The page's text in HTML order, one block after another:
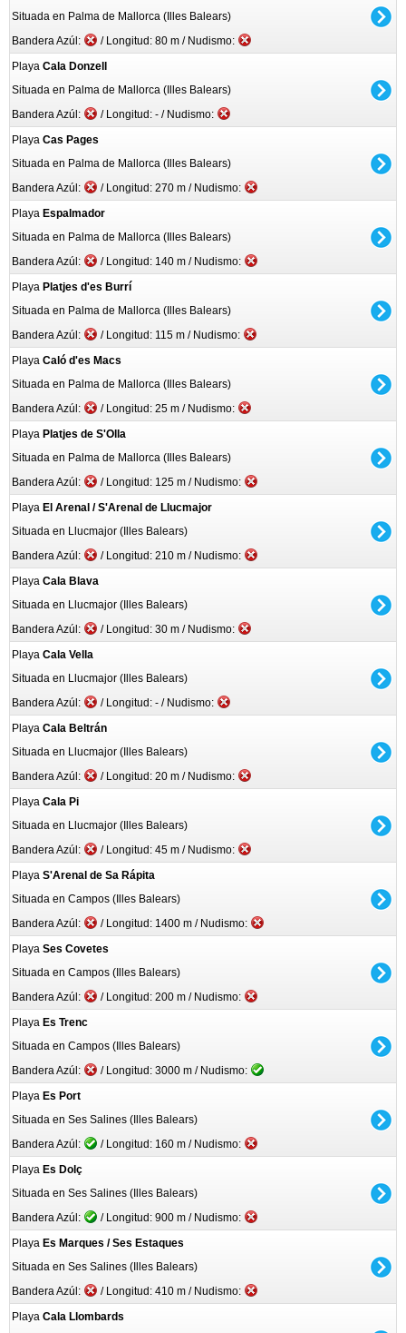
Situada en Palma de Mallorca (Illes Balears)
Bandera Azúl:
/ Longitud: 80 m / Nudismo:
Playa Cala Donzell
Situada en Palma de Mallorca (Illes Balears)
Bandera Azúl:
/ Longitud: - / Nudismo:
Playa Cas Pages
Situada en Palma de Mallorca (Illes Balears)
Bandera Azúl:
/ Longitud: 270 m / Nudismo:
Playa Espalmador
Situada en Palma de Mallorca (Illes Balears)
Bandera Azúl:
/ Longitud: 140 m / Nudismo:
Playa Platjes d'es Burrí
Situada en Palma de Mallorca (Illes Balears)
Bandera Azúl:
/ Longitud: 115 m / Nudismo:
Playa Caló d'es Macs
Situada en Palma de Mallorca (Illes Balears)
Bandera Azúl:
/ Longitud: 25 m / Nudismo:
Playa Platjes de S'Olla
Situada en Palma de Mallorca (Illes Balears)
Bandera Azúl:
/ Longitud: 125 m / Nudismo:
Playa El Arenal / S'Arenal de Llucmajor
Situada en Llucmajor (Illes Balears)
Bandera Azúl:
/ Longitud: 210 m / Nudismo:
Playa Cala Blava
Situada en Llucmajor (Illes Balears)
Bandera Azúl:
/ Longitud: 30 m / Nudismo:
Playa Cala Vella
Situada en Llucmajor (Illes Balears)
Bandera Azúl:
/ Longitud: - / Nudismo:
Playa Cala Beltrán
Situada en Llucmajor (Illes Balears)
Bandera Azúl:
/ Longitud: 20 m / Nudismo:
Playa Cala Pi
Situada en Llucmajor (Illes Balears)
Bandera Azúl:
/ Longitud: 45 m / Nudismo:
Playa S'Arenal de Sa Rápita
Situada en Campos (Illes Balears)
Bandera Azúl:
/ Longitud: 1400 m / Nudismo:
Playa Ses Covetes
Situada en Campos (Illes Balears)
Bandera Azúl:
/ Longitud: 200 m / Nudismo:
Playa Es Trenc
Situada en Campos (Illes Balears)
Bandera Azúl:
/ Longitud: 3000 m / Nudismo:
Playa Es Port
Situada en Ses Salines (Illes Balears)
Bandera Azúl:
/ Longitud: 160 m / Nudismo:
Playa Es Dolç
Situada en Ses Salines (Illes Balears)
Bandera Azúl:
/ Longitud: 900 m / Nudismo:
Playa Es Marques / Ses Estaques
Situada en Ses Salines (Illes Balears)
Bandera Azúl:
/ Longitud: 410 m / Nudismo:
Playa Cala Llombards